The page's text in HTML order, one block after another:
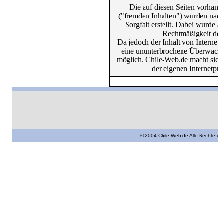
Die auf diesen Seiten
("fremden Inhalten") wurden
Sorgfalt erstellt. Dabei
Rechtmäßigkeit
Da jedoch der Inhalt von
eine ununterbrochene
möglich. Chile-Web.de macht
der eigenen
© 2004 Chile-Web.de Alle Rechte